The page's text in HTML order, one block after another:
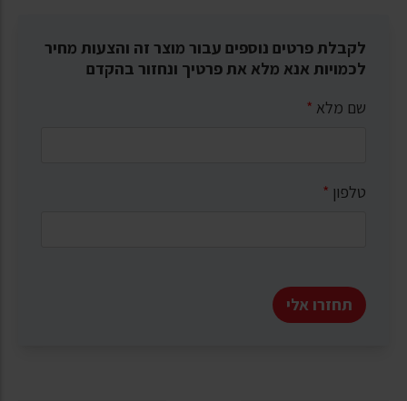
לקבלת פרטים נוספים עבור מוצר זה והצעות מחיר
לכמויות אנא מלא את פרטיך ונחזור בהקדם
שם מלא *
טלפון *
תחזרו אלי